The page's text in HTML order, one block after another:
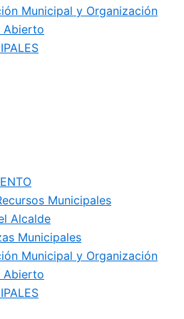
Municipal y Organización
Abierto
Municipales
Alcalde
Municipales
Municipal y Organización
Abierto